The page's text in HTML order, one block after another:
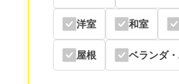
洋室 和室
屋根 ベランダ